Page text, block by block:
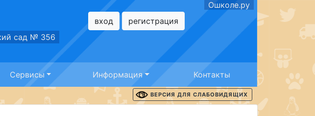
сад № 356
Ошколе.ру
вход
регистрация
Сервисы Информация Контакты
ВЕРСИЯ ДЛЯ СЛАБОВИДЯЩИХ